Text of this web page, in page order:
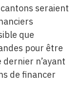
seraient
que
pour être
dernier n’ayant
de financer